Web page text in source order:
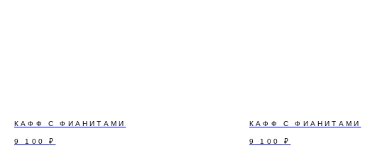
КАФФ С ФИАНИТАМИ
9 100 ₽
КАФФ С ФИАНИТАМИ
9 100 ₽